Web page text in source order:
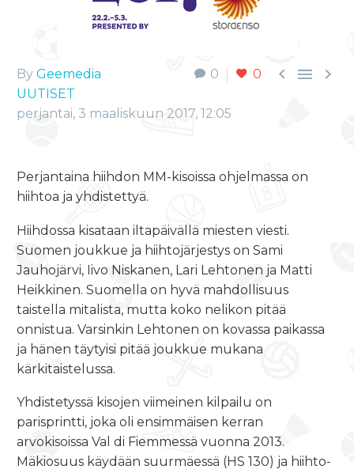
0 0   
By Geemedia
UUTISET
perjantai, 3 maaliskuun 2017, 12:05
Perjantaina hiihdon MM-kisoissa ohjelmassa on
hiihtoa ja yhdistettyä.
Hiihdossa kisataan iltapäivällä miesten viesti.
Suomen joukkue ja hiihtojärjestys on Sami
Jauhojärvi, Iivo Niskanen, Lari Lehtonen ja Matti
Heikkinen. Suomella on hyvä mahdollisuus
taistella mitalista, mutta koko nelikon pitää
onnistua. Varsinkin Lehtonen on kovassa paikassa
ja hänen täytyisi pitää joukkue mukana
kärkitaistelussa.
Yhdistetyssä kisojen viimeinen kilpailu on
parisprintti, joka oli ensimmäisen kerran
arvokisoissa Val di Fiemmessä vuonna 2013.
Mäkiosuus käydään suurmäessä (HS 130) ja hiihto-